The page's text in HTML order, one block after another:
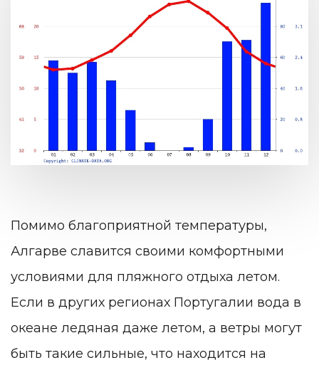
Помимо благоприятной температуры,
Алгарве славится своими комфортными
условиями для пляжного отдыха летом.
Если в других регионах Португалии вода в
океане ледяная даже летом, а ветры могут
быть такие сильные, что находится на